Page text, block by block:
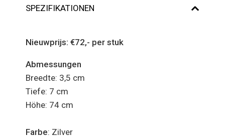
SPEZIFIKATIONEN
Nieuwprijs: €72,- per stuk
Abmessungen
Breedte: 3,5 cm
Tiefe: 7 cm
Höhe: 74 cm
Farbe: Zilver